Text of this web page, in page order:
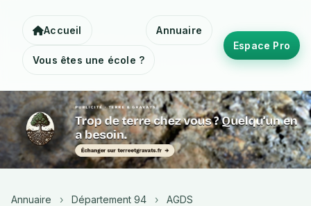
Accueil Annuaire
Vous êtes une école ?
Espace Pro
Annuaire › Département 94 › AGDS